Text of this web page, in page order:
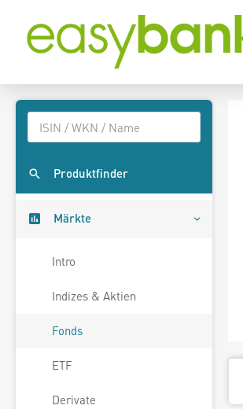
Produktfinder
Märkte
Intro
Indizes & Aktien
Fonds
ETF
Derivate